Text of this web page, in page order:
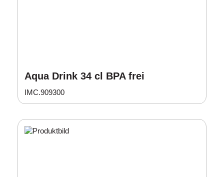
Aqua Drink 34 cl BPA frei
IMC.909300